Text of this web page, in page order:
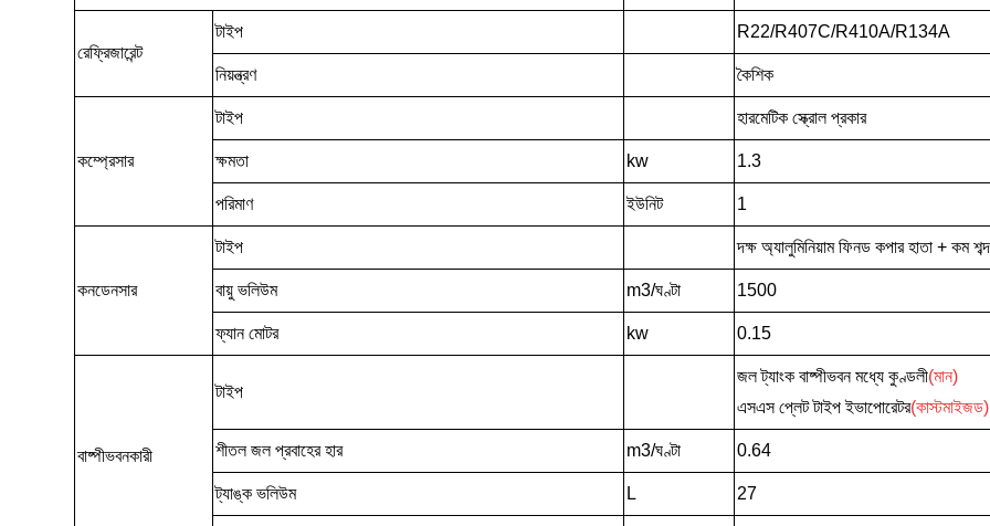
রেফ্রিজারেন্ট
টাইপ R22/R407C/R410A/R134A
নিয়ন্ত্রণ কৈশিক
কম্প্রেসার
টাইপ হারমেটিক স্ক্রোল প্রকার
ক্ষমতা kw 1.3
পরিমাণ ইউনিট 1
কনডেনসার
টাইপ দক্ষ অ্যালুমিনিয়াম ফিনড কপার হাতা + কম
বায়ু ভলিউম m3/ঘণ্টা 1500
ফ্যান মোটর kw 0.15
বাষ্পীভবনকারী
টাইপ
জল ট্যাংক বাষ্পীভবন মধ্যে কুণ্ডলী(মান)
এসএস প্লেট টাইপ ইভাপোরেটর(কাস্টমাইজড)
শীতল জল প্রবাহের হার m3/ঘণ্টা 0.64
ট্যাঙ্ক ভলিউম L 27